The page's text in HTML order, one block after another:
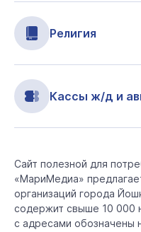
Религия
Кассы ж/д и
Сайт полезной для
«МариМедиа»
организаций города
содержит свыше 10 000
с адресами обозначены